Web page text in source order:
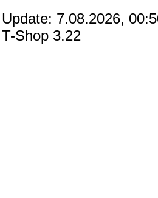
Update: 7.08.2026,
T-Shop 3.22